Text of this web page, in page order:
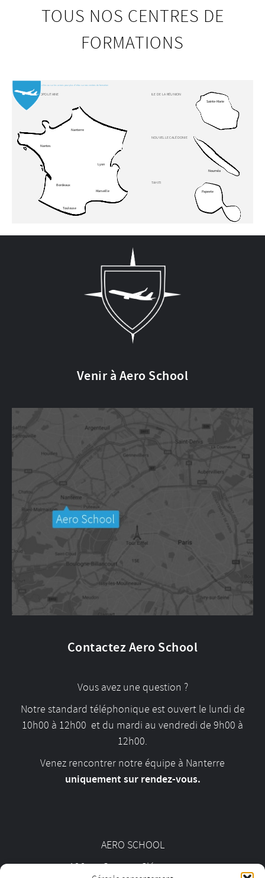
TOUS NOS CENTRES DE
FORMATIONS
Cliquez sur le nom des villes ou sur les avions pour plus d'infos sur nos centres de formation
FRANCE MÉTROPOLITAINE
Nanterre
Bordeaux
Marseille
Nantes
Lyon
Toulouse
ILE DE LA RÉUNION
Sainte-Marie
NOUVELLE CALÉDONIE
Nouméa
TAHITI
Papeete
Venir à Aero School
Contactez Aero School
Vous avez une question ?
Notre standard téléphonique est ouvert le lundi de
10h00 à 12h00 et du mardi au vendredi de 9h00 à
12h00.
Venez rencontrer notre équipe à Nanterre
uniquement sur rendez-vous.
AERO SCHOOL
126 av. Georges Clémenceau